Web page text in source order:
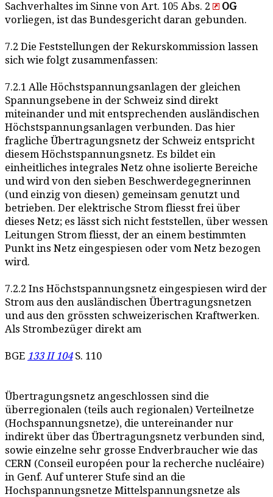
Sachverhaltes im Sinne von Art. 105 Abs. 2
OG
vorliegen, ist das Bundesgericht daran gebunden.
7.2 Die Feststellungen der Rekurskommission lassen
sich wie folgt zusammenfassen:
7.2.1 Alle Höchstspannungsanlagen der gleichen
Spannungsebene in der Schweiz sind direkt
miteinander und mit entsprechenden ausländischen
Höchstspannungsanlagen verbunden. Das hier
fragliche Übertragungsnetz der Schweiz entspricht
diesem Höchstspannungsnetz. Es bildet ein
einheitliches integrales Netz ohne isolierte Bereiche
und wird von den sieben Beschwerdegegnerinnen
(und einzig von diesen) gemeinsam genutzt und
betrieben. Der elektrische Strom fliesst frei über
dieses Netz; es lässt sich nicht feststellen, über wessen
Leitungen Strom fliesst, der an einem bestimmten
Punkt ins Netz eingespiesen oder vom Netz bezogen
wird.
7.2.2 Ins Höchstspannungsnetz eingespiesen wird der
Strom aus den ausländischen Übertragungsnetzen
und aus den grössten schweizerischen Kraftwerken.
Als Strombezüger direkt am
BGE 133 II 104S. 110
Übertragungsnetz angeschlossen sind die
überregionalen (teils auch regionalen) Verteilnetze
(Hochspannungsnetze), die untereinander nur
indirekt über das Übertragungsnetz verbunden sind,
sowie einzelne sehr grosse Endverbraucher wie das
CERN (Conseil européen pour la recherche nucléaire)
in Genf. Auf unterer Stufe sind an die
Hochspannungsnetze Mittelspannungsnetze als